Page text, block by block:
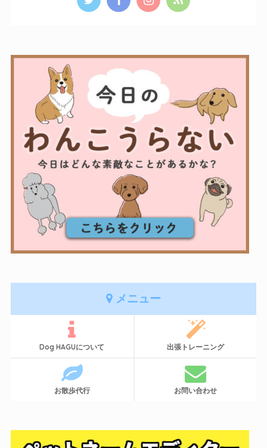
メニュー
Dog HAGUについて 出張トレーニング
お散歩代行 お問い合わせ